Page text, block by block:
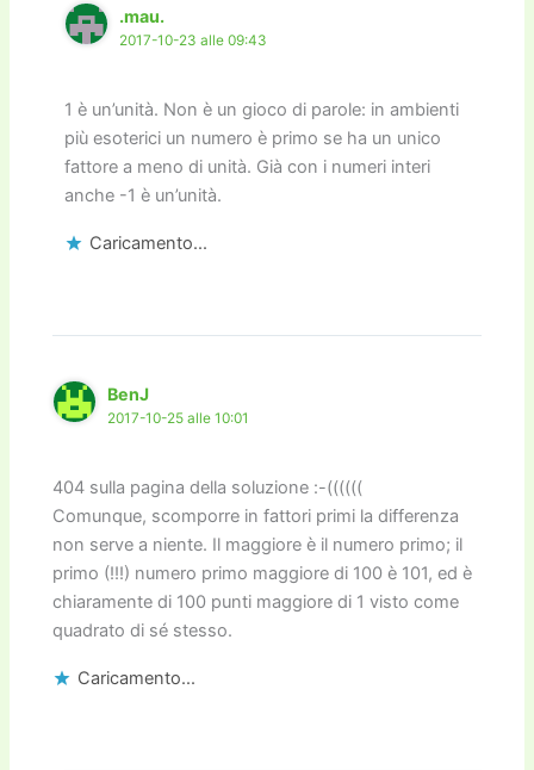
.mau.
2017-10-23 alle 09:43
1 è un’unità. Non è un gioco di parole: in ambienti
più esoterici un numero è primo se ha un unico
fattore a meno di unità. Già con i numeri interi
anche -1 è un’unità.
Caricamento...
BenJ
2017-10-25 alle 10:01
404 sulla pagina della soluzione :-((((((
Comunque, scomporre in fattori primi la differenza
non serve a niente. Il maggiore è il numero primo; il
primo (!!!) numero primo maggiore di 100 è 101, ed è
chiaramente di 100 punti maggiore di 1 visto come
quadrato di sé stesso.
Caricamento...